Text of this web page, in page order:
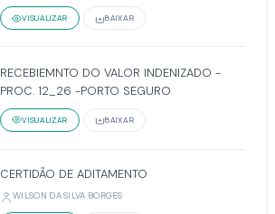
VISUALIZAR BAIXAR
RECEBIEMNTO DO VALOR INDENIZADO -
PROC. 12_26 -PORTO SEGURO
VISUALIZAR BAIXAR
CERTIDÃO DE ADITAMENTO
WILSON DA SILVA BORGES